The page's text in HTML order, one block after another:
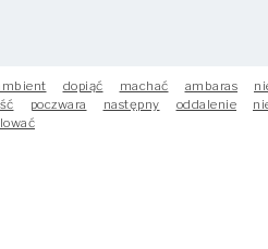
dopiąć machać ambaras
poczwara następny oddalenie